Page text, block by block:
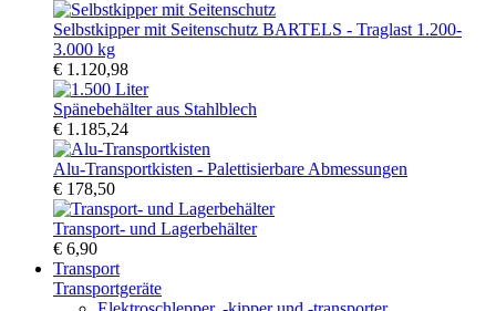
Selbstkipper mit Seitenschutz BARTELS - Traglast 1.200-
3.000 kg
€ 1.120,98
Spänebehälter aus Stahlblech
€ 1.185,24
Alu-Transportkisten - Palettisierbare Abmessungen
€ 178,50
Transport- und Lagerbehälter
€ 6,90
Transport
Transportgeräte